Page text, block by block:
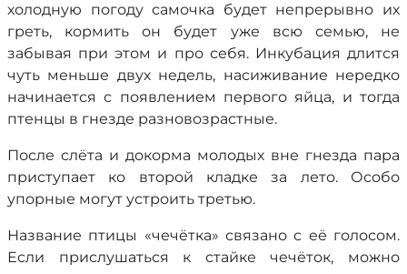
холодную погоду самочка будет непрерывно их
греть, кормить он будет уже всю семью, не
забывая при этом и про себя. Инкубация длится
чуть меньше двух недель, насиживание нередко
начинается с появлением первого яйца, и тогда
птенцы в гнезде разновозрастные.
После слёта и докорма молодых вне гнезда пара
приступает ко второй кладке за лето. Особо
упорные могут устроить третью.
Название птицы «чечётка» связано с её голосом.
Если прислушаться к стайке чечёток, можно